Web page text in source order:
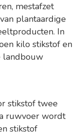
mestafzet
plantaardige
In
kilo stikstof en
landbouw
stikstof twee
ruwvoer wordt
stikstof